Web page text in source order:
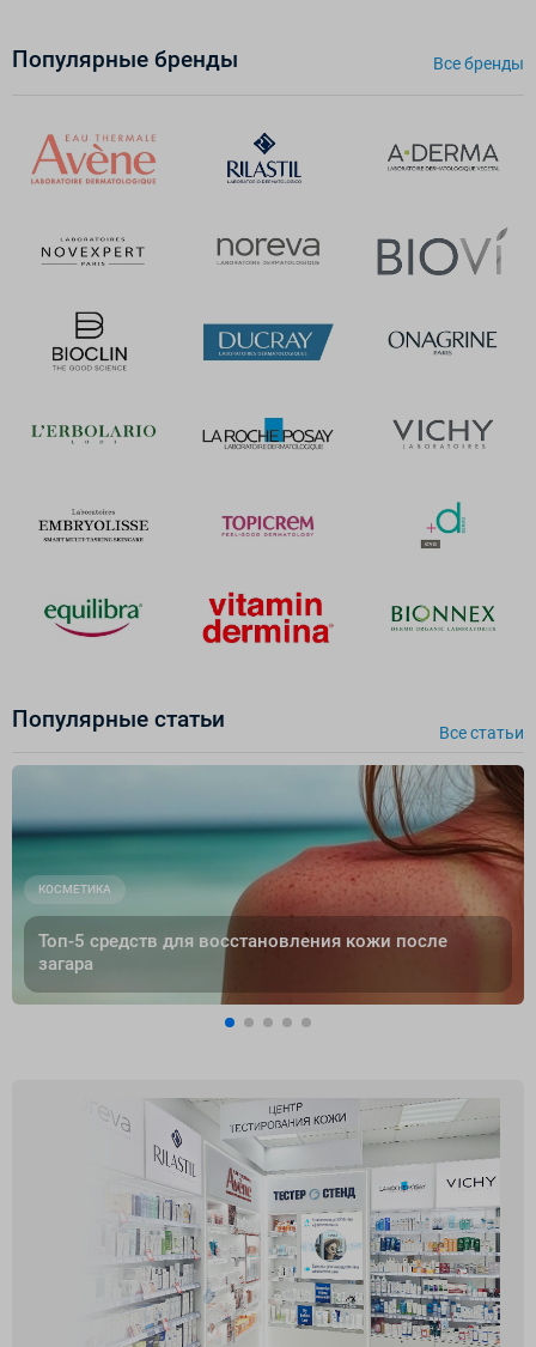
Популярные бренды Все бренды
Популярные cтатьи Все cтатьи
КОСМЕТИКА
Топ-5 средств для восстановления кожи после
загара